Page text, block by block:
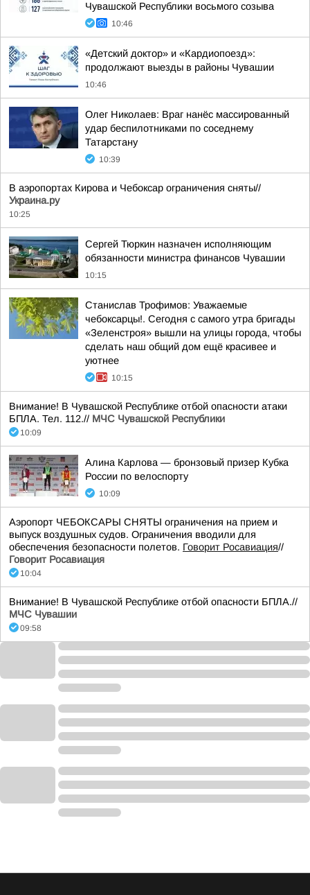
Чувашской Республики восьмого созыва
10:46
«Детский доктор» и «Кардиопоезд»:
продолжают выезды в районы Чувашии
10:46
Олег Николаев: Враг нанёс массированный
удар беспилотниками по соседнему
Татарстану
10:39
В аэропортах Кирова и Чебоксар ограничения сняты//
Украина.ру
10:25
Сергей Тюркин назначен исполняющим
обязанности министра финансов Чувашии
10:15
Станислав Трофимов: Уважаемые
чебоксарцы!. Сегодня с самого утра бригады
«Зеленстроя» вышли на улицы города, чтобы
сделать наш общий дом ещё красивее и
уютнее
10:15
Внимание! В Чувашской Республике отбой опасности атаки
БПЛА. Тел. 112.// МЧС Чувашской Республики
10:09
Алина Карлова — бронзовый призер Кубка
России по велоспорту
10:09
Аэропорт ЧЕБОКСАРЫ СНЯТЫ ограничения на прием и
выпуск воздушных судов. Ограничения вводили для
обеспечения безопасности полетов. Говорит Росавиация//
Говорит Росавиация
10:04
Внимание! В Чувашской Республике отбой опасности БПЛА.//
МЧС Чувашии
09:58